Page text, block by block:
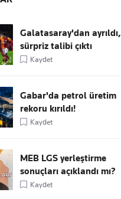
Kaçırmayın
üye olun, gündemi
Galatasaray'dan ayrıldı,
sürpriz talibi çıktı
Kaydet
Gabar'da petrol üretim
rekoru kırıldı!
Kaydet
MEB LGS yerleştirme
sonuçları açıklandı mı?
Kaydet